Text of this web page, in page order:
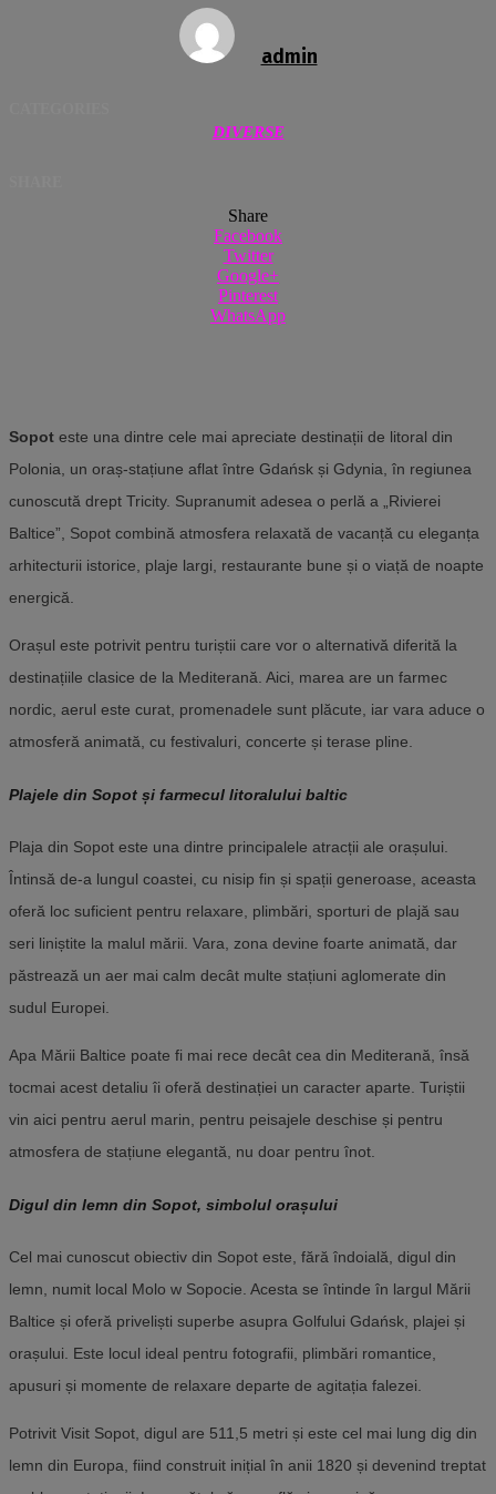
admin
DIVERSE
Share
Facebook
Twitter
Google+
Pinterest
WhatsApp
Sopot este una dintre cele mai apreciate destinații de litoral din
Polonia, un oraș-stațiune aflat între Gdańsk și Gdynia, în regiunea
cunoscută drept Tricity. Supranumit adesea o perlă a „Rivierei
Baltice”, Sopot combină atmosfera relaxată de vacanță cu eleganța
arhitecturii istorice, plaje largi, restaurante bune și o viață de noapte
energică.
Orașul este potrivit pentru turiștii care vor o alternativă diferită la
destinațiile clasice de la Mediterană. Aici, marea are un farmec
nordic, aerul este curat, promenadele sunt plăcute, iar vara aduce o
atmosferă animată, cu festivaluri, concerte și terase pline.
Plajele din Sopot și farmecul litoralului baltic
Plaja din Sopot este una dintre principalele atracții ale orașului.
Întinsă de-a lungul coastei, cu nisip fin și spații generoase, aceasta
oferă loc suficient pentru relaxare, plimbări, sporturi de plajă sau
seri liniștite la malul mării. Vara, zona devine foarte animată, dar
păstrează un aer mai calm decât multe stațiuni aglomerate din
sudul Europei.
Apa Mării Baltice poate fi mai rece decât cea din Mediterană, însă
tocmai acest detaliu îi oferă destinației un caracter aparte. Turiștii
vin aici pentru aerul marin, pentru peisajele deschise și pentru
atmosfera de stațiune elegantă, nu doar pentru înot.
Digul din lemn din Sopot, simbolul orașului
Cel mai cunoscut obiectiv din Sopot este, fără îndoială, digul din
lemn, numit local Molo w Sopocie. Acesta se întinde în largul Mării
Baltice și oferă priveliști superbe asupra Golfului Gdańsk, plajei și
orașului. Este locul ideal pentru fotografii, plimbări romantice,
apusuri și momente de relaxare departe de agitația falezei.
Potrivit Visit Sopot, digul are 511,5 metri și este cel mai lung dig din
lemn din Europa, fiind construit inițial în anii 1820 și devenind treptat